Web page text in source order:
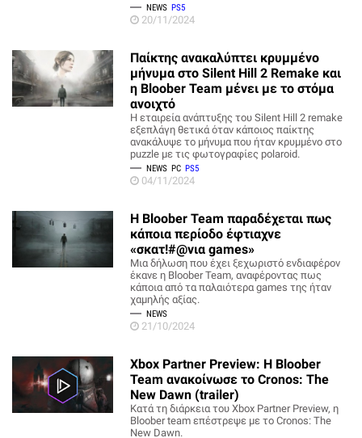
NEWS PS5
20/11/2024
Παίκτης ανακαλύπτει κρυμμένο
μήνυμα στο Silent Hill 2 Remake και
η Bloober Team μένει με το στόμα
ανοιχτό
Η εταιρεία ανάπτυξης του Silent Hill 2 remake
εξεπλάγη θετικά όταν κάποιος παίκτης
ανακάλυψε το μήνυμα που ήταν κρυμμένο στο
puzzle με τις φωτογραφίες polaroid.
NEWS PC PS5
04/11/2024
Η Bloober Team παραδέχεται πως
κάποια περίοδο έφτιαχνε
«σκατ!#@νια games»
Μια δήλωση που έχει ξεχωριστό ενδιαφέρον
έκανε η Bloober Team, αναφέροντας πως
κάποια από τα παλαιότερα games της ήταν
χαμηλής αξίας.
NEWS
21/10/2024
Xbox Partner Preview: Η Bloober
Team ανακοίνωσε το Cronos: The
New Dawn (trailer)
Κατά τη διάρκεια του Xbox Partner Preview, η
Bloober team επέστρεψε με το Cronos: The
New Dawn.